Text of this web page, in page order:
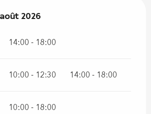
au30 août 2026
2026
14:00 - 18:00
10:00 - 12:30 14:00 - 18:00
10:00 - 18:00